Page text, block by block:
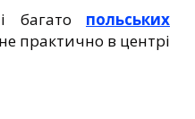
багато польських
практично в центрі